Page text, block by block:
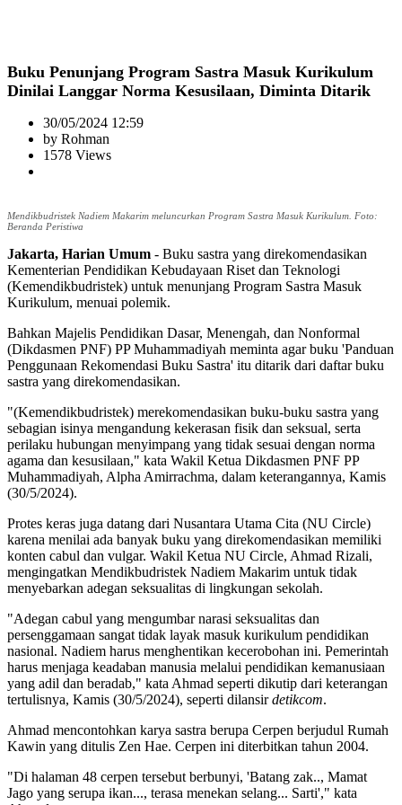
Buku Penunjang Program Sastra Masuk Kurikulum
Dinilai Langgar Norma Kesusilaan, Diminta Ditarik
30/05/2024 12:59
by Rohman
1578 Views
Mendikbudristek Nadiem Makarim meluncurkan Program Sastra Masuk Kurikulum. Foto:
Beranda Peristiwa
Jakarta, Harian Umum - Buku sastra yang direkomendasikan
Kementerian Pendidikan Kebudayaan Riset dan Teknologi
(Kemendikbudristek) untuk menunjang Program Sastra Masuk
Kurikulum, menuai polemik.
Bahkan Majelis Pendidikan Dasar, Menengah, dan Nonformal
(Dikdasmen PNF) PP Muhammadiyah meminta agar buku 'Panduan
Penggunaan Rekomendasi Buku Sastra' itu ditarik dari daftar buku
sastra yang direkomendasikan.
"(Kemendikbudristek) merekomendasikan buku-buku sastra yang
sebagian isinya mengandung kekerasan fisik dan seksual, serta
perilaku hubungan menyimpang yang tidak sesuai dengan norma
agama dan kesusilaan," kata Wakil Ketua Dikdasmen PNF PP
Muhammadiyah, Alpha Amirrachma, dalam keterangannya, Kamis
(30/5/2024).
Protes keras juga datang dari Nusantara Utama Cita (NU Circle)
karena menilai ada banyak buku yang direkomendasikan memiliki
konten cabul dan vulgar. Wakil Ketua NU Circle, Ahmad Rizali,
mengingatkan Mendikbudristek Nadiem Makarim untuk tidak
menyebarkan adegan seksualitas di lingkungan sekolah.
"Adegan cabul yang mengumbar narasi seksualitas dan
persenggamaan sangat tidak layak masuk kurikulum pendidikan
nasional. Nadiem harus menghentikan kecerobohan ini. Pemerintah
harus menjaga keadaban manusia melalui pendidikan kemanusiaan
yang adil dan beradab," kata Ahmad seperti dikutip dari keterangan
tertulisnya, Kamis (30/5/2024), seperti dilansirdetikcom.
Ahmad mencontohkan karya sastra berupa Cerpen berjudul Rumah
Kawin yang ditulis Zen Hae. Cerpen ini diterbitkan tahun 2004.
"Di halaman 48 cerpen tersebut berbunyi, 'Batang zak.., Mamat
Jago yang serupa ikan..., terasa menekan selang... Sarti'," kata